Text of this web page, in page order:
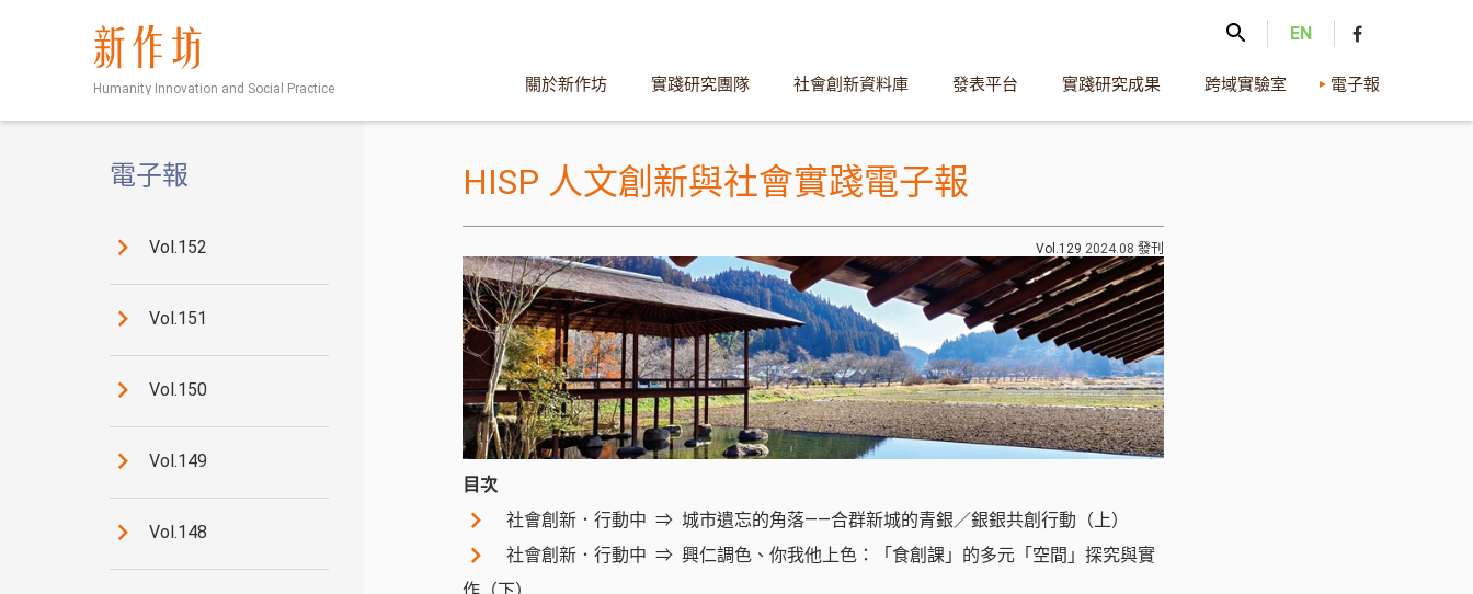
Humanity Innovation and Social Practice 關於新作坊 實踐研究團隊 社會創新資料庫 發表平台 實踐研究成果 跨域實驗室 電子報
EN
HISP 人文創新與社會實踐電子報
Vol.129 2024.08 發刊
目次
社會創新．行動中
城市遺忘的角落——合群新城的青銀／銀銀共創行動（上）
社會創新．行動中
興仁調色、你我他上色：「食創課」的多元「空間」探究與實
電子報
Vol.152
Vol.151
Vol.150
Vol.149
Vol.148